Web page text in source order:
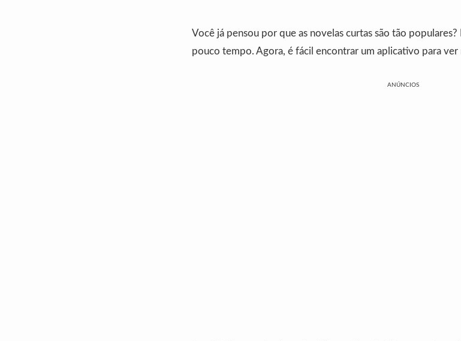
Você já pensou por que as novelas curtas são tão
pouco tempo. Agora, é fácil encontrar um aplicativo para ver
ANÚNCIOS